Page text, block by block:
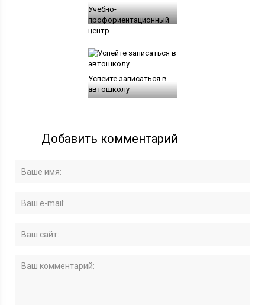
Учебно-
профориентационный
центр
Успейте записаться в
автошколу
Добавить комментарий